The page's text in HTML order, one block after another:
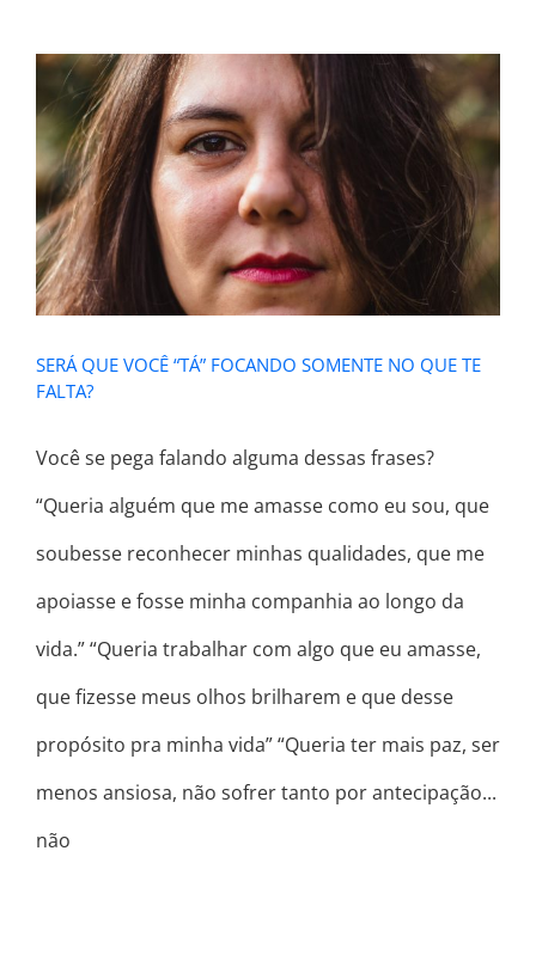
SERÁ QUE VOCÊ “TÁ” FOCANDO
SOMENTE NO QUE TE FALTA?
SERÁ QUE VOCÊ “TÁ” FOCANDO SOMENTE NO QUE TE
FALTA?
Você se pega falando alguma dessas frases?
“Queria alguém que me amasse como eu sou, que
soubesse reconhecer minhas qualidades, que me
apoiasse e fosse minha companhia ao longo da
vida.” “Queria trabalhar com algo que eu amasse,
que fizesse meus olhos brilharem e que desse
propósito pra minha vida” “Queria ter mais paz, ser
menos ansiosa, não sofrer tanto por antecipação...
não